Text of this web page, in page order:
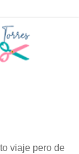
viaje pero de